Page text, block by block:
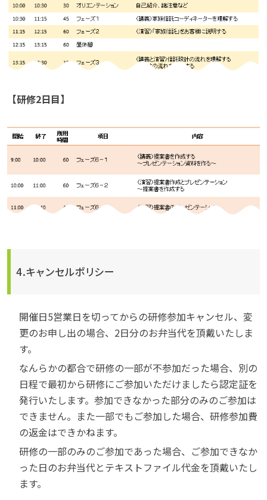
【研修2日目】
4.キャンセルポリシー
開催日5営業日を切ってからの研修参加キャンセル、変
更のお申し出の場合、2日分のお弁当代を頂戴いたしま
す。
なんらかの都合で研修の一部が不参加だった場合、別の
日程で最初から研修にご参加いただけましたら認定証を
発行いたします。参加できなかった部分のみのご参加は
できません。また一部でもご参加した場合、研修参加費
の返金はできかねます。
研修の一部のみのご参加であった場合、ご参加できなか
った日のお弁当代とテキストファイル代金を頂戴いたし
ます。